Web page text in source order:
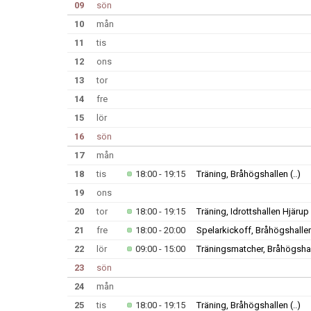
09
sön
10
mån
11
tis
12
ons
13
tor
14
fre
15
lör
16
sön
17
mån
18
tis 18:00 - 19:15 Träning, Bråhögshallen (..)
19
ons
20
tor 18:00 - 19:15 Träning, Idrottshallen Hjärup
21
fre 18:00 - 20:00 Spelarkickoff,
22
lör 09:00 - 15:00 Träningsmatcher,
23
sön
24
mån
25
tis 18:00 - 19:15 Träning, Bråhögshallen (..)